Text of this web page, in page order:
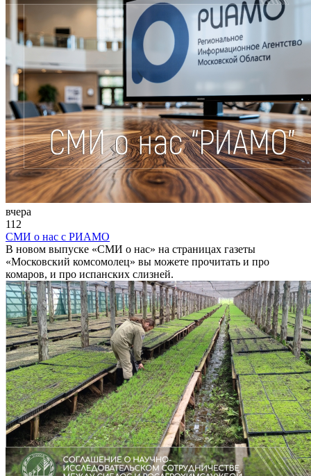
вчера
112
СМИ о нас с РИАМО
В новом выпуске «СМИ о нас» на страницах газеты
«Московский комсомолец» вы можете прочитать и про
комаров, и про испанских слизней.